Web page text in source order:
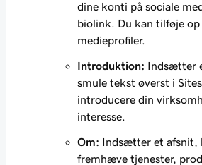
dine konti på sociale
biolink. Du kan tilføje op
medieprofiler.
Introduktion: Indsætter
smule tekst øverst i
introducere din
interesse.
Om: Indsætter et afsnit,
fremhæve tjenester,